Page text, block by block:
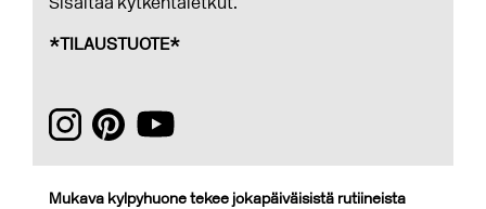
*TILAUSTUOTE*
Mukava kylpyhuone tekee jokapäiväisistä rutiineista